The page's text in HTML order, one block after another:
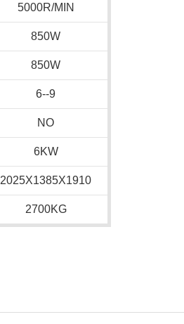
5000R/MIN
850W
850W
6--9
NO
6KW
2025X1385X1910
2700KG